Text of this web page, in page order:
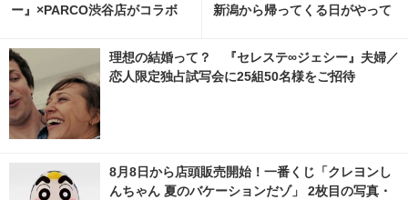
ー』×PARCO渋谷店がコラボ
新潟から帰ってくる日がやって
真・画像 | cinemacafe.net
理想の結婚って？ 『セレステ∞ジェシー』夫婦／
恋人限定独占試写会に25組50名様をご招待
8月8日から店頭販売開始！一番くじ「クレヨンし
んちゃん 夏のバケーションだゾ」 2枚目の写真・